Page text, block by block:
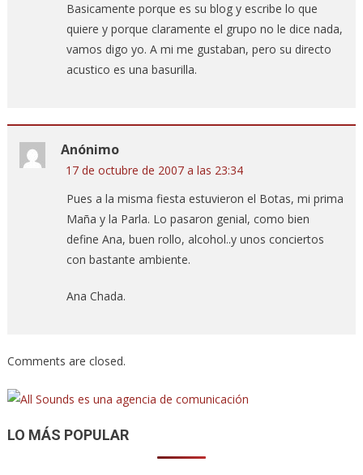
Basicamente porque es su blog y escribe lo que
quiere y porque claramente el grupo no le dice nada,
vamos digo yo. A mi me gustaban, pero su directo
acustico es una basurilla.
Anónimo
17 de octubre de 2007 a las 23:34
Pues a la misma fiesta estuvieron el Botas, mi prima
Maña y la Parla. Lo pasaron genial, como bien
define Ana, buen rollo, alcohol..y unos conciertos
con bastante ambiente.
Ana Chada.
Comments are closed.
LO MÁS POPULAR